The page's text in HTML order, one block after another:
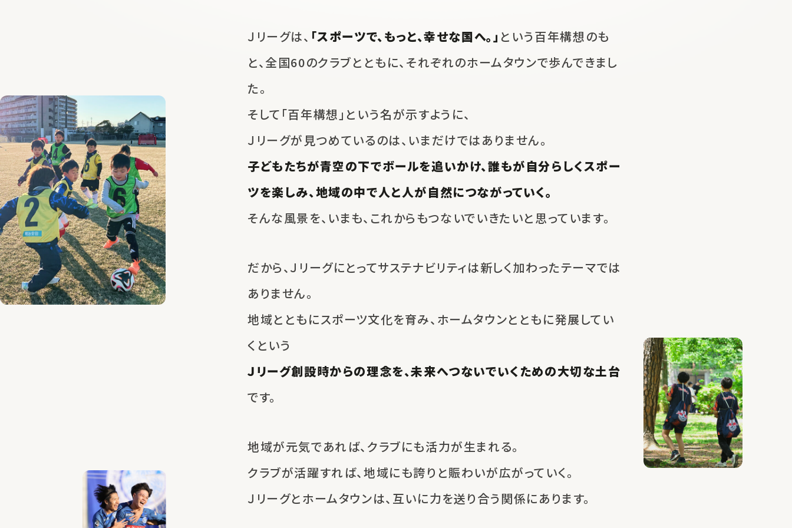
Ｊリーグは、 「スポーツで、もっと、幸せな国へ。」 という百年構想のも
と、 全国60のクラブとともに、 それぞれのホームタウンで歩んできまし
た。
そして「百年構想」という名が示すように、
Ｊリーグが見つめているのは、 いまだけではありません。
子どもたちが青空の下でボールを追いかけ、誰もが自分らしくスポー
ツを楽しみ、地域の中で人と人が自然につながっていく。
そんな風景を、いまも、これからもつないでいきたいと思っています。
だから、Ｊリーグにとってサステナビリティは新しく加わったテーマでは
ありません。
地域とともにスポーツ文化を育み、 ホームタウンとともに発展してい
くという
Ｊリーグ創設時からの理念を、未来へつないでいくための大切な土台
です。
地域が元気であれば、 クラブにも活力が生まれる。
クラブが活躍すれば、 地域にも誇りと賑わいが広がっていく。
Ｊリーグとホームタウンは、 互いに力を送り合う関係にあります。